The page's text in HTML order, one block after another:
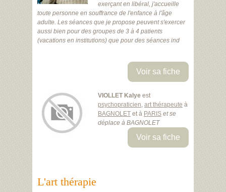
exerçant en libéral, j'accueille
toute personne en souffrance de l'enfance à l'âge
adulte. Les séances que je propose peuvent s'exercer
aussi bien pour des groupes de 3 à 4 patients
(vacations en institutions) que pour des séances ind
Voir sa fiche
VIOLLET Kalye est
psychopraticien, art thérapeute à
BAGNOLET et à PARIS et se
déplace à BAGNOLET
Voir sa fiche
L'art thérapie